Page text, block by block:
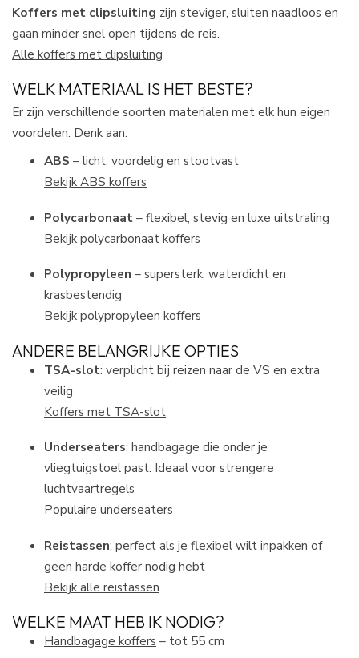
Koffers met clipsluiting zijn steviger, sluiten naadloos en
gaan minder snel open tijdens de reis.
Alle koffers met clipsluiting
WELK MATERIAAL IS HET BESTE?
Er zijn verschillende soorten materialen met elk hun eigen
voordelen. Denk aan:
ABS – licht, voordelig en stootvast
Bekijk ABS koffers
Polycarbonaat– flexibel, stevig en luxe uitstraling
Bekijk polycarbonaat koffers
Polypropyleen – supersterk, waterdicht en
krasbestendig
Bekijk polypropyleen koffers
ANDERE BELANGRIJKE OPTIES
TSA-slot: verplicht bij reizen naar de VS en extra
veilig
Koffers met TSA-slot
Underseaters: handbagage die onder je
vliegtuigstoel past. Ideaal voor strengere
luchtvaartregels
Populaire underseaters
Reistassen: perfect als je flexibel wilt inpakken of
geen harde koffer nodig hebt
Bekijk alle reistassen
WELKE MAAT HEB IK NODIG?
Handbagage koffers – tot 55 cm